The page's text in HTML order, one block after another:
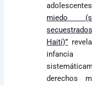
miedo
Haití)”
infancia
derechos